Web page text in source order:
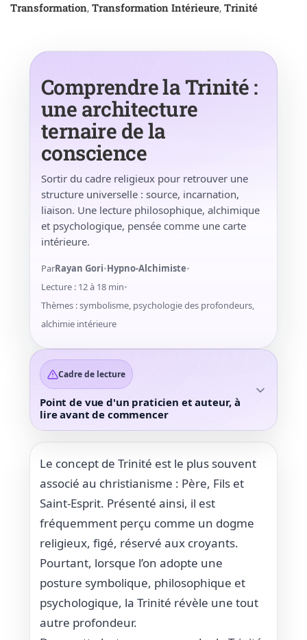
Transformation, Transformation Intérieure, Trinité
Comprendre la Trinité :
une architecture
ternaire de la
conscience
Sortir du cadre religieux pour retrouver une
structure universelle : source, incarnation,
liaison. Une lecture philosophique, alchimique
et psychologique, pensée comme une carte
intérieure.
ParRayan Gori•Hypno-Alchimiste•
Lecture : 12 à 18 min•
Thèmes : symbolisme, psychologie des profondeurs,
alchimie intérieure
Cadre de lecture
Point de vue d'un praticien et auteur, à
lire avant de commencer
Le concept de Trinité est le plus souvent
associé au christianisme : Père, Fils et
Saint-Esprit. Présenté ainsi, il est
fréquemment perçu comme un dogme
religieux, figé, réservé aux croyants.
Pourtant, lorsque l’on adopte une
posture symbolique, philosophique et
psychologique, la Trinité révèle une tout
autre profondeur.